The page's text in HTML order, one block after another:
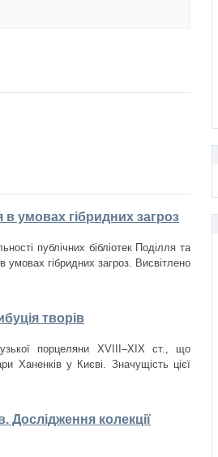
в умовах гібридних загроз
публічних бібліотек Поділля та
умовах гібридних загроз. Висвітлено
творів
порцеляни XVIII–XIX ст., що
Ханенків у Києві. Значущість цієї
Дослідження колекції